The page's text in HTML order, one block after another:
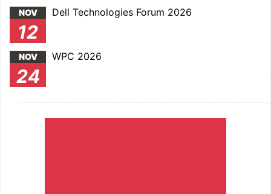
NOV
12
Dell Technologies Forum 2026
NOV
24
WPC 2026